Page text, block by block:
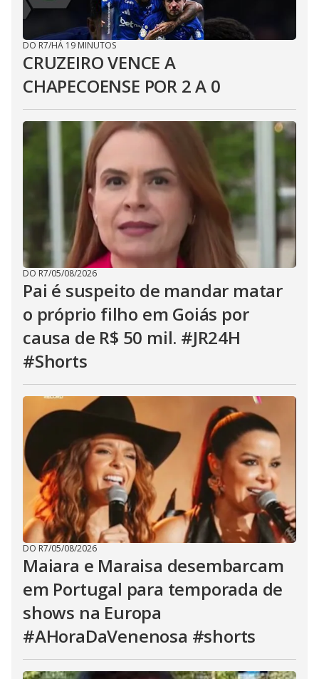
DO R7/HÁ 19 MINUTOS
CRUZEIRO VENCE A
CHAPECOENSE POR 2 A 0
DO R7/05/08/2026
Pai é suspeito de mandar matar
o próprio filho em Goiás por
causa de R$ 50 mil. #JR24H
#Shorts
DO R7/05/08/2026
Maiara e Maraisa desembarcam
em Portugal para temporada de
shows na Europa
#AHoraDaVenenosa #shorts